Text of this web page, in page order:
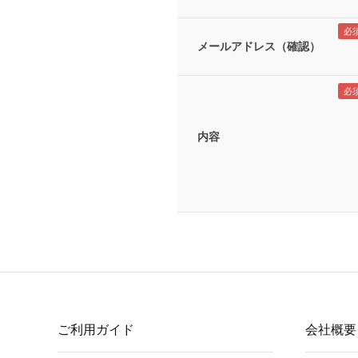
メールアドレス（確認）
内容
ご利用ガイド 会社概要